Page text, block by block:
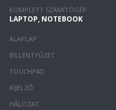
KOMPLETT SZÁMÍTÓGÉP
LAPTOP, NOTEBOOK
ALAPLAP
BILLENTYŰZET
TOUCHPAD
KIJELZŐ
HÁLÓZAT